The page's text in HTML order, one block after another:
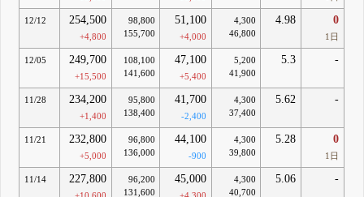
12/12 254,500
+4,800
98,800
155,700
51,100
+4,000
4,300
46,800
4.98 0
1日
12/05 249,700
+15,500
108,100
141,600
47,100
+5,400
5,200
41,900
5.3 -
11/28 234,200
+1,400
95,800
138,400
41,700
-2,400
4,300
37,400
5.62 -
11/21 232,800
+5,000
96,800
136,000
44,100
-900
4,300
39,800
5.28 0
1日
11/14 227,800
+10,600
96,200
131,600
45,000
+4,300
4,300
40,700
5.06 -